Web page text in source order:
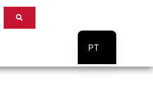
PT
EN